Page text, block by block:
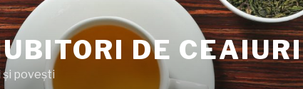
DE CEAIURI
şi poveşti